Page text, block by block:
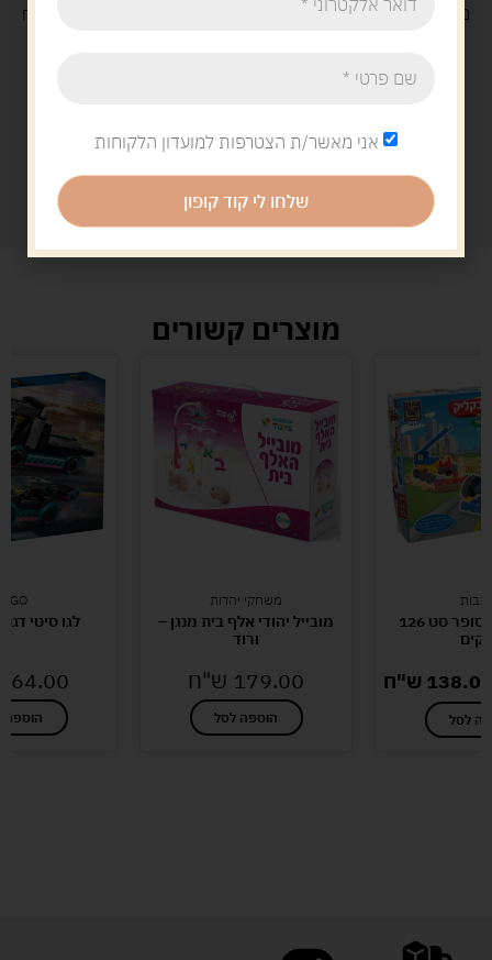
משלוח חינםבקנייה מעל 329 ש"ח
מוצרים קשורים
בונים בקליק סופר סט 126
138.00 ש"ח
לסל
משחקי יהדות
מובייל יהודי אלף בית מנגן –
ורוד
179.00 ש"ח
הוספה לסל
לגו סיטי דגם –
הוספה
אני מאשר/ת הצטרפות למועדון הלקוחות
שלחו לי קוד קופון